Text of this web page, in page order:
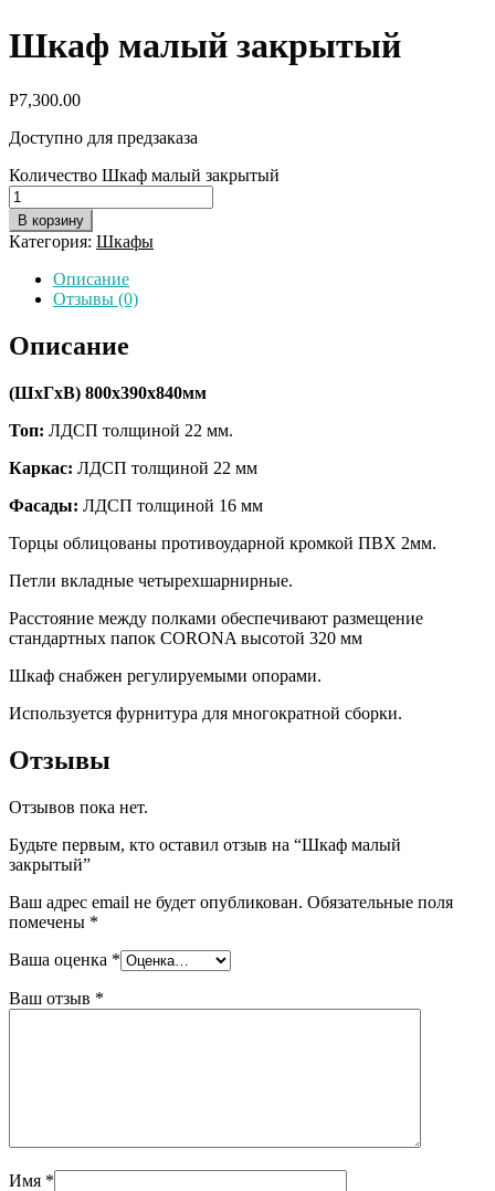
Шкаф малый закрытый
Р7,300.00
Доступно для предзаказа
Количество Шкаф малый закрытый
В корзину
Категория: Шкафы
Описание
Отзывы (0)
Описание
(ШхГхВ) 800х390х840мм
Топ: ЛДСП толщиной 22 мм.
Каркас: ЛДСП толщиной 22 мм
Фасады: ЛДСП толщиной 16 мм
Торцы облицованы противоударной кромкой ПВХ 2мм.
Петли вкладные четырехшарнирные.
Расстояние между полками обеспечивают размещение
стандартных папок CORONA высотой 320 мм
Шкаф снабжен регулируемыми опорами.
Используется фурнитура для многократной сборки.
Отзывы
Отзывов пока нет.
Будьте первым, кто оставил отзыв на “Шкаф малый
закрытый”
Ваш адрес email не будет опубликован. Обязательные поля
помечены *
Ваша оценка *
Ваш отзыв *
Имя *